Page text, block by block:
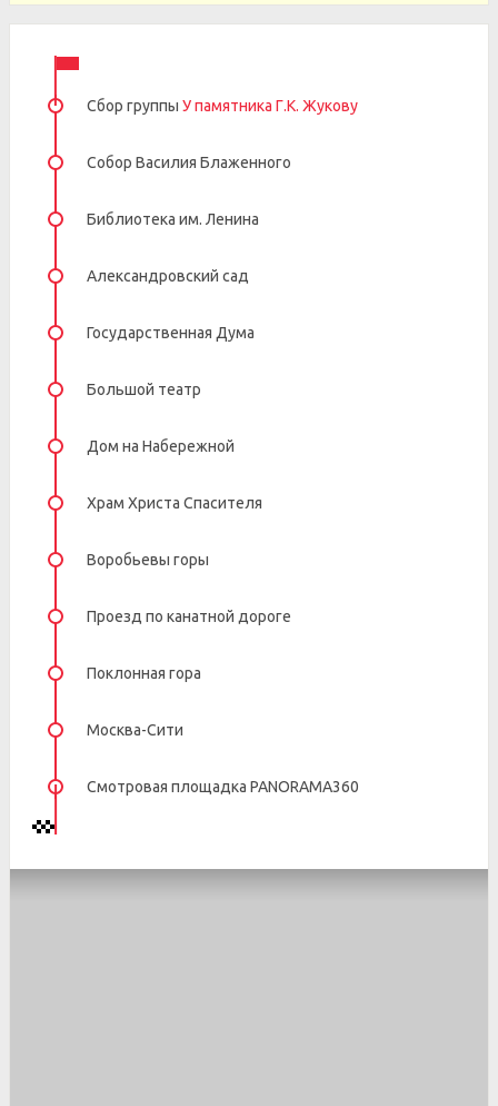
Сбор группы У памятника Г.К. Жукову
Собор Василия Блаженного
Библиотека им. Ленина
Александровский сад
Государственная Дума
Большой театр
Дом на Набережной
Храм Христа Спасителя
Воробьевы горы
Проезд по канатной дороге
Поклонная гора
Москва-Сити
Смотровая площадка PANORAMA360